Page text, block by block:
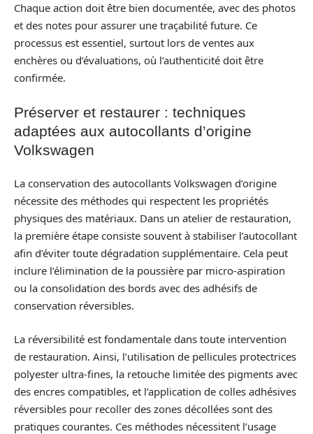
Chaque action doit être bien documentée, avec des photos
et des notes pour assurer une traçabilité future. Ce
processus est essentiel, surtout lors de ventes aux
enchères ou d’évaluations, où l’authenticité doit être
confirmée.
Préserver et restaurer : techniques
adaptées aux autocollants d’origine
Volkswagen
La conservation des autocollants Volkswagen d’origine
nécessite des méthodes qui respectent les propriétés
physiques des matériaux. Dans un atelier de restauration,
la première étape consiste souvent à stabiliser l’autocollant
afin d’éviter toute dégradation supplémentaire. Cela peut
inclure l’élimination de la poussière par micro-aspiration
ou la consolidation des bords avec des adhésifs de
conservation réversibles.
La réversibilité est fondamentale dans toute intervention
de restauration. Ainsi, l’utilisation de pellicules protectrices
polyester ultra-fines, la retouche limitée des pigments avec
des encres compatibles, et l’application de colles adhésives
réversibles pour recoller des zones décollées sont des
pratiques courantes. Ces méthodes nécessitent l’usage